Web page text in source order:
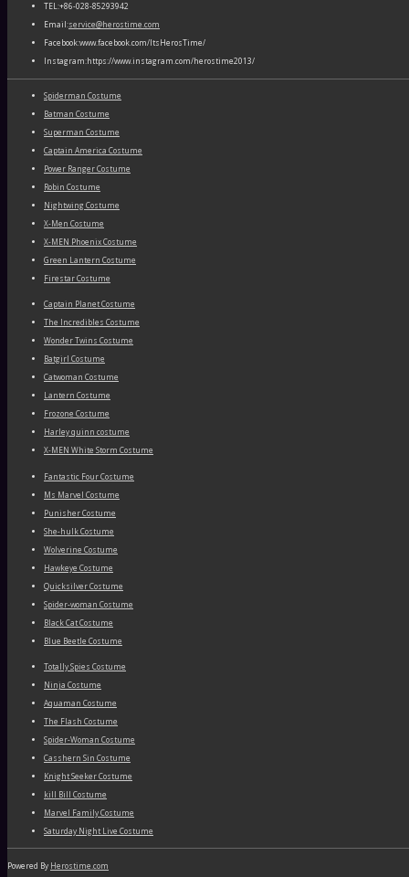
TEL:+86-028-85293942
Email:service@herostime.com
Facebook:www.facebook.com/ItsHerosTime/
Instagram:https://www.instagram.com/herostime2013/
Spiderman Costume
Batman Costume
Superman Costume
Captain America Costume
Power Ranger Costume
Robin Costume
Nightwing Costume
X-Men Costume
X-MEN Phoenix Costume
Green Lantern Costume
Firestar Costume
Captain Planet Costume
The Incredibles Costume
Wonder Twins Costume
Batgirl Costume
Catwoman Costume
Lantern Costume
Frozone Costume
Harley quinn costume
X-MEN White Storm Costume
Fantastic Four Costume
Ms Marvel Costume
Punisher Costume
She-hulk Costume
Wolverine Costume
Hawkeye Costume
Quicksilver Costume
Spider-woman Costume
Black Cat Costume
Blue Beetle Costume
Totally Spies Costume
Ninja Costume
Aquaman Costume
The Flash Costume
Spider-Woman Costume
Casshern Sin Costume
Knight Seeker Costume
kill Bill Costume
Marvel Family Costume
Saturday Night Live Costume
Powered By Herostime.com